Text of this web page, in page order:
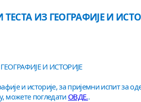
ИЗ ГЕОГРАФИЈЕ И
И ИСТОРИЈЕ
и историје, за пријемни испит за
можете погледати ОВДЕ..